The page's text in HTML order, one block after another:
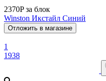
2370P за блок
Winston Икстайл Синий
Отложить в магазине
1
1938